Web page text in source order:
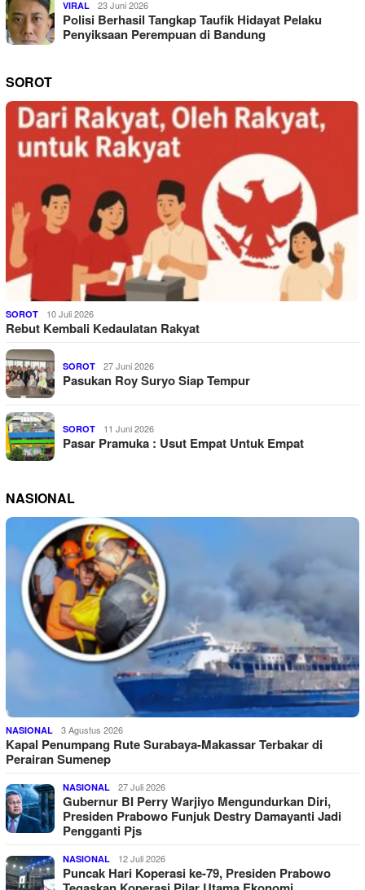
VIRAL 23 Juni 2026
Polisi Berhasil Tangkap Taufik Hidayat Pelaku
Penyiksaan Perempuan di Bandung
SOROT
SOROT 10 Juli 2026
Rebut Kembali Kedaulatan Rakyat
SOROT 27 Juni 2026
Pasukan Roy Suryo Siap Tempur
SOROT 11 Juni 2026
Pasar Pramuka : Usut Empat Untuk Empat
NASIONAL
NASIONAL 3 Agustus 2026
Kapal Penumpang Rute Surabaya-Makassar Terbakar di
Perairan Sumenep
NASIONAL 27 Juli 2026
Gubernur BI Perry Warjiyo Mengundurkan Diri,
Presiden Prabowo Funjuk Destry Damayanti Jadi
Pengganti Pjs
NASIONAL 12 Juli 2026
Puncak Hari Koperasi ke-79, Presiden Prabowo